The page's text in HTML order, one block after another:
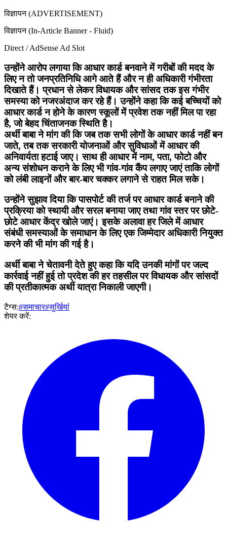
विज्ञापन (ADVERTISEMENT)
विज्ञापन (In-Article Banner - Fluid)
Direct / AdSense Ad Slot
उन्होंने आरोप लगाया कि आधार कार्ड बनवाने में गरीबों की मदद के
लिए न तो जनप्रतिनिधि आगे आते हैं और न ही अधिकारी गंभीरता
दिखाते हैं। प्रधान से लेकर विधायक और सांसद तक इस गंभीर
समस्या को नजरअंदाज कर रहे हैं। उन्होंने कहा कि कई बच्चियों को
आधार कार्ड न होने के कारण स्कूलों में प्रवेश तक नहीं मिल पा रहा
है, जो बेहद चिंताजनक स्थिति है।
अर्थी बाबा ने मांग की कि जब तक सभी लोगों के आधार कार्ड नहीं बन
जाते, तब तक सरकारी योजनाओं और सुविधाओं में आधार की
अनिवार्यता हटाई जाए। साथ ही आधार में नाम, पता, फोटो और
अन्य संशोधन कराने के लिए भी गांव-गांव कैंप लगाए जाएं ताकि लोगों
को लंबी लाइनों और बार-बार चक्कर लगाने से राहत मिल सके।
उन्होंने सुझाव दिया कि पासपोर्ट की तर्ज पर आधार कार्ड बनाने की
प्रक्रिया को स्थायी और सरल बनाया जाए तथा गांव स्तर पर छोटे-
छोटे आधार केंद्र खोले जाएं। इसके अलावा हर जिले में आधार
संबंधी समस्याओं के समाधान के लिए एक जिम्मेदार अधिकारी नियुक्त
करने की भी मांग की गई है।
अर्थी बाबा ने चेतावनी देते हुए कहा कि यदि उनकी मांगों पर जल्द
कार्रवाई नहीं हुई तो प्रदेश की हर तहसील पर विधायक और सांसदों
की प्रतीकात्मक अर्थी यात्रा निकाली जाएगी।
टैग्स:#समाचार#सुर्खियां
शेयर करें: